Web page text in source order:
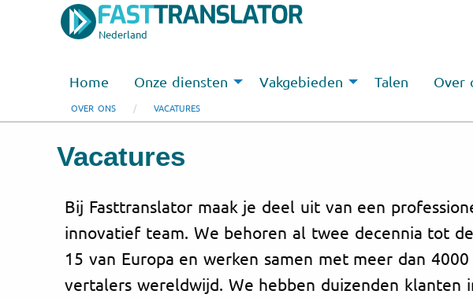
Nederland
Home Onze diensten Vakgebieden Talen Over
OVER ONS VACATURES
Vacatures
Bij Fasttranslator maak je deel uit van een
innovatief team. We behoren al twee decennia tot
15 van Europa en werken samen met meer dan 4000
vertalers wereldwijd. We hebben duizenden klanten